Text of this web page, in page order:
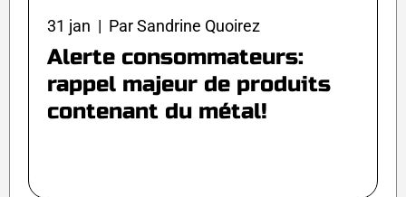
31 jan | Par Sandrine Quoirez
Alerte consommateurs:
rappel majeur de produits
contenant du métal!